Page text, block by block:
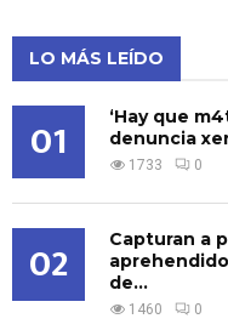
LO MÁS LEÍDO
01
‘Hay que
denuncia
1733 0
02
Capturan a
de...
1460 0